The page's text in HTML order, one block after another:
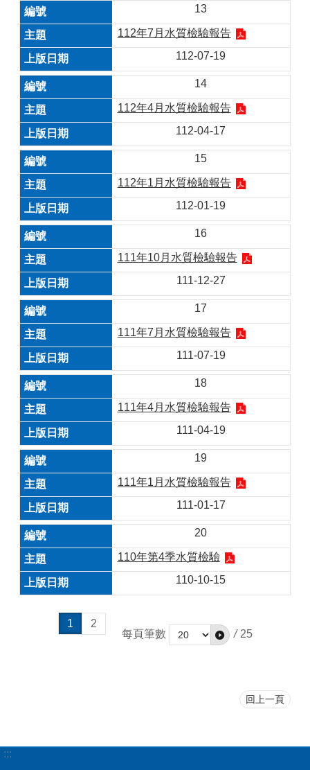
13
112年7月水質檢驗報告
112-07-19
14
112年4月水質檢驗報告
112-04-17
15
112年1月水質檢驗報告
112-01-19
16
111年10月水質檢驗報告
111-12-27
17
111年7月水質檢驗報告
111-07-19
18
111年4月水質檢驗報告
111-04-19
19
111年1月水質檢驗報告
111-01-17
20
110年第4季水質檢驗
110-10-15
1
2
每頁筆數
/ 25
回上一頁
:::